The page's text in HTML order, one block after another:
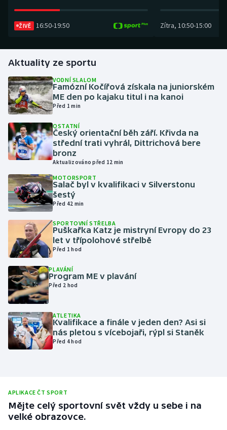
Dostihy
Futsal
Golf
Gymnastika
Házená
Jezdectví
Judo
Krasobruslení
Lezení
Lyže a snowboard
Moderní pětiboj
Motorsport
Olympijské hry
Parasport
Plážový volejbal
ŽIVĚ 16:50-19:50 Zítra, 10:50-15:00
Aktuality ze sportu
VODNÍ SLALOM
Famózní Kočířová získala na juniorském
ME den po kajaku titul i na kanoi
Před 1 min
OSTATNÍ
Český orientační běh září. Křivda na
střední trati vyhrál, Dittrichová bere
bronz
Aktualizováno před 12 min
MOTORSPORT
Salač byl v kvalifikaci v Silverstonu
šestý
Před 42 min
SPORTOVNÍ STŘELBA
Puškařka Katz je mistryní Evropy do 23
let v třípolohové střelbě
Před 1 hod
PLAVÁNÍ
Program ME v plavání
Před 2 hod
ATLETIKA
Kvalifikace a finále v jeden den? Asi si
nás pletou s vícebojaři, rýpl si Staněk
Před 4 hod
APLIKACE ČT SPORT
Mějte celý sportovní svět vždy u sebe i na
velké obrazovce.